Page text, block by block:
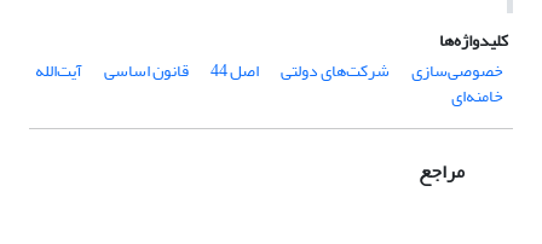
کلیدواژه‌ها
خصوصی‌سازی
شرکت‌های دولتی اصل 44 قانون اساسی آیت‌الله
خامنه‌ای
مراجع